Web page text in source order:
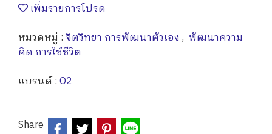
เพิ่มรายการโปรด
หมวดหมู่ :จิตวิทยา การพัฒนาตัวเอง , พัฒนาความ
คิด การใช้ชีวิต
แบรนด์ :O2
Share